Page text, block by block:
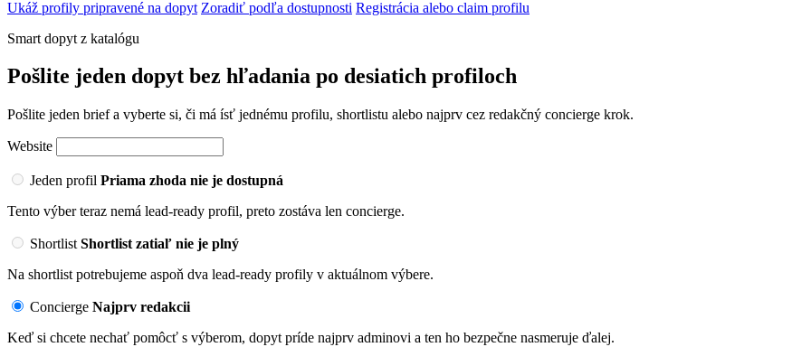
Ukáž profily pripravené na dopyt Zoradiť podľa dostupnosti Registrácia alebo claim profilu
Smart dopyt z katalógu
Pošlite jeden dopyt bez hľadania po desiatich profiloch
Pošlite jeden brief a vyberte si, či má ísť jednému profilu, shortlistu alebo najprv cez redakčný concierge krok.
Website
Jeden profil Priama zhoda nie je dostupná
Tento výber teraz nemá lead-ready profil, preto zostáva len concierge.
Shortlist Shortlist zatiaľ nie je plný
Na shortlist potrebujeme aspoň dva lead-ready profily v aktuálnom výbere.
Concierge Najprv redakcii
Keď si chcete nechať pomôcť s výberom, dopyt príde najprv adminovi a ten ho bezpečne nasmeruje ďalej.